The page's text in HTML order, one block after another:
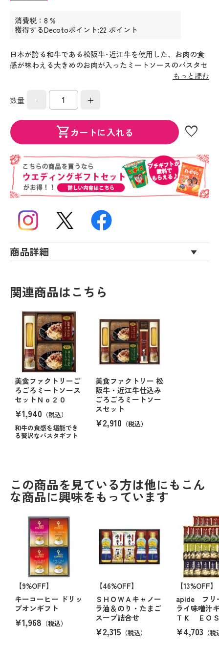
消費税：8 %
獲得するDecotoポイント:22 ポイント
日本が誇る和牛である松阪牛･近江牛を使用した、お肉の食
感が味わえる大きめのお肉が入ったミートソースのパスタセ
もっと読む
数量 - +
shopping_cartカートに入れる favorite
商品詳細
関連商品はこちら
美食ファクトリーご
ろごろミートソース
セットＮｏ２０
¥1,940 （税込）
和牛の食感を堪能でき
る贅沢なパスタギフト
美食ファクトリー 松
阪牛・近江牛仕込み
ごろごろミートソー
スセット
¥2,910 （税込）
この商品を見ている方は他にもこん
な商品に興味をもっています
【9%OFF】
キーコーヒー ドリッ
プオンギフト
¥1,968 （税込）
【46%OFF】
ＳＨＯＷＡキャノー
ラ油＆のり・たまご
スープ詰合せ
¥2,315 （税込）
【13%OFF】
apide フリ
ライ味噌
ＴＫ ＥＯ
¥4,703 （